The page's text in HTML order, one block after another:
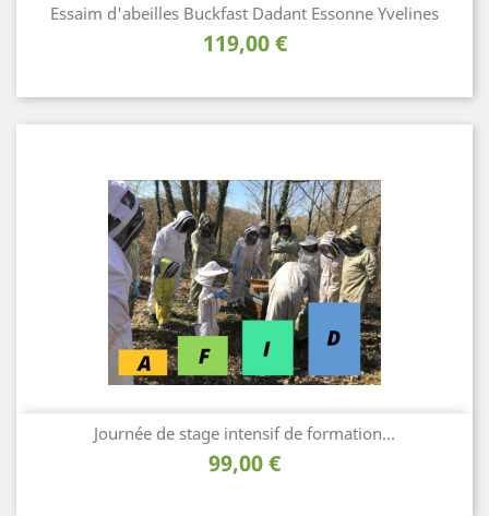
Essaim d'abeilles Buckfast Dadant Essonne Yvelines
Prix
119,00 €
Journée de stage intensif de formation...
Prix
99,00 €